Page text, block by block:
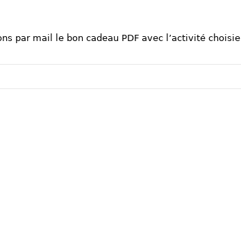
par mail le bon cadeau PDF avec l’activité choisie